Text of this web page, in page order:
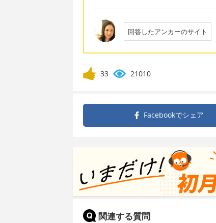
回答したアンカーのサイト
33 21010
Facebookでシェア
関連する質問